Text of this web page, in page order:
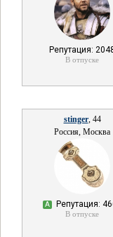
Репутация:
В отпуске
stinger, 44
Россия, Москва
А Репутация:
В отпуске